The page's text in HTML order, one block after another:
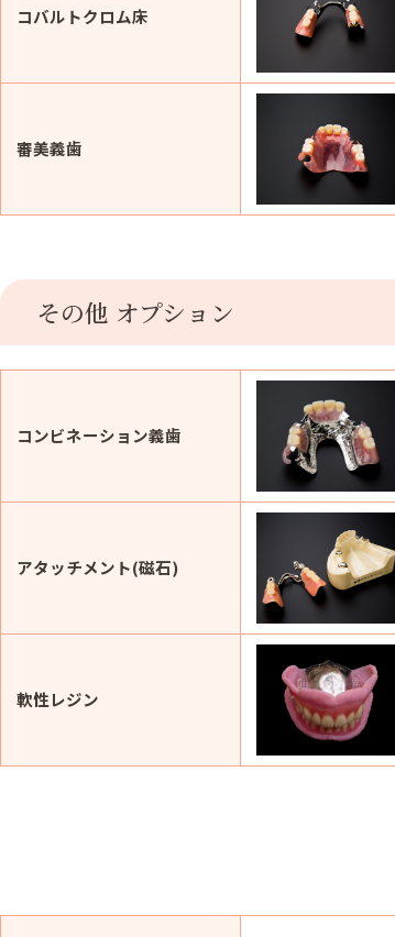
コバルトクロム床
審美義歯
その他 オプション
コンビネーション義歯
アタッチメント(磁石)
軟性レジン